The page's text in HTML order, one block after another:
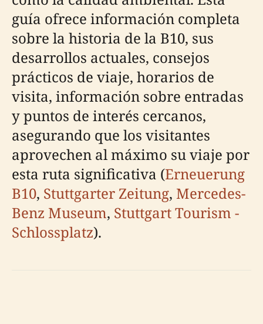
guía ofrece información completa
sobre la historia de la B10, sus
desarrollos actuales, consejos
prácticos de viaje, horarios de
visita, información sobre entradas
y puntos de interés cercanos,
asegurando que los visitantes
aprovechen al máximo su viaje por
esta ruta significativa (Erneuerung
B10, Stuttgarter Zeitung, Mercedes-
Benz Museum, Stuttgart Tourism -
Schlossplatz).